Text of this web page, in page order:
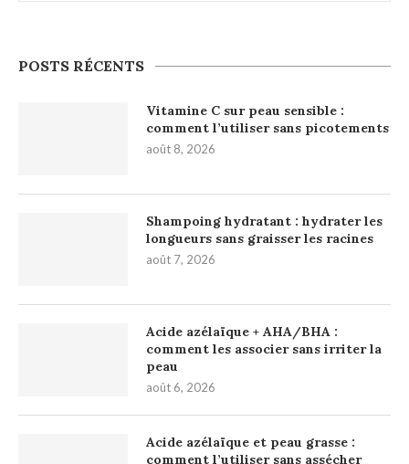
POSTS RÉCENTS
Vitamine C sur peau sensible :
comment l’utiliser sans picotements
août 8, 2026
Shampoing hydratant : hydrater les
longueurs sans graisser les racines
août 7, 2026
Acide azélaïque + AHA/BHA :
comment les associer sans irriter la
peau
août 6, 2026
Acide azélaïque et peau grasse :
comment l’utiliser sans assécher